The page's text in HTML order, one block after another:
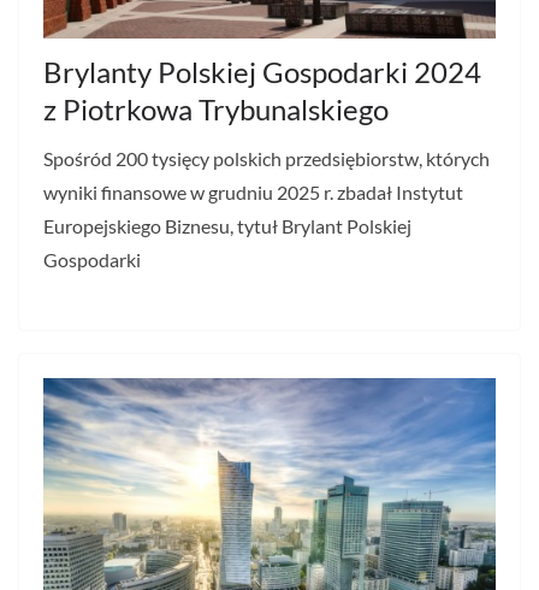
Brylanty Polskiej Gospodarki 2024
z Piotrkowa Trybunalskiego
Spośród 200 tysięcy polskich przedsiębiorstw, których
wyniki finansowe w grudniu 2025 r. zbadał Instytut
Europejskiego Biznesu, tytuł Brylant Polskiej
Gospodarki